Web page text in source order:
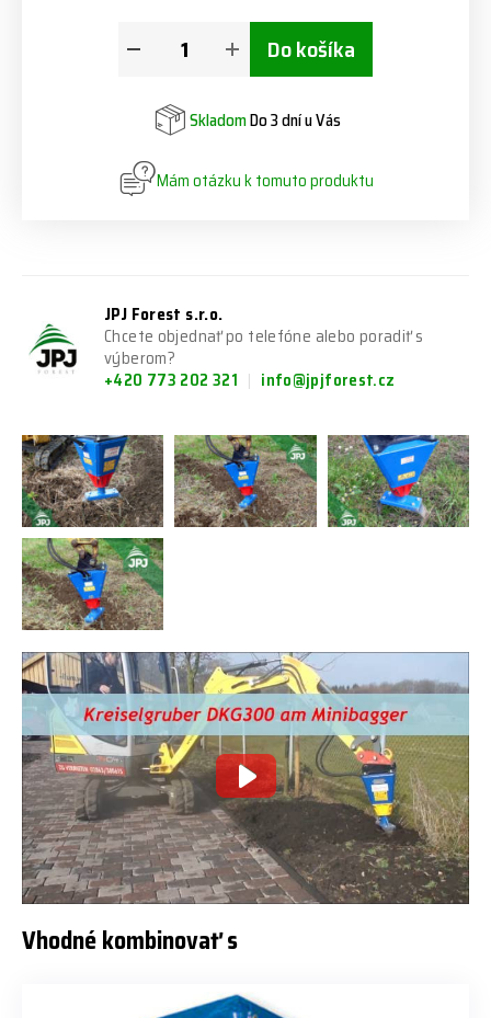
Do košíka
SkladomDo 3 dní u Vás
Mám otázku k tomuto produktu
JPJ Forest s.r.o.
Chcete objednať po telefóne alebo poradiť s
výberom?
+420 773 202 321
info@jpjforest.cz
Vhodné kombinovať s